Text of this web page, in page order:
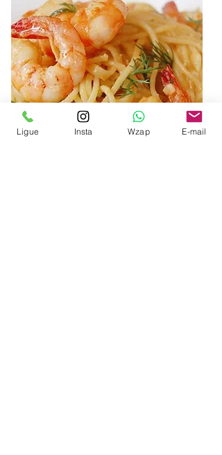
Ligue Insta Wzap E-mail